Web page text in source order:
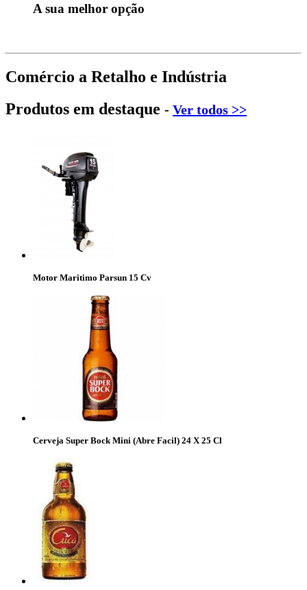
A sua melhor opção
Comércio a Retalho e Indústria
Produtos em destaque - Ver todos >>
Motor Maritimo Parsun 15 Cv
Cerveja Super Bock Mini (Abre Facil) 24 X 25 Cl